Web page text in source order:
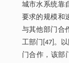
城市水系统靠
要求的规模和
与其他部门合
工部门[47]。
门合作，该部